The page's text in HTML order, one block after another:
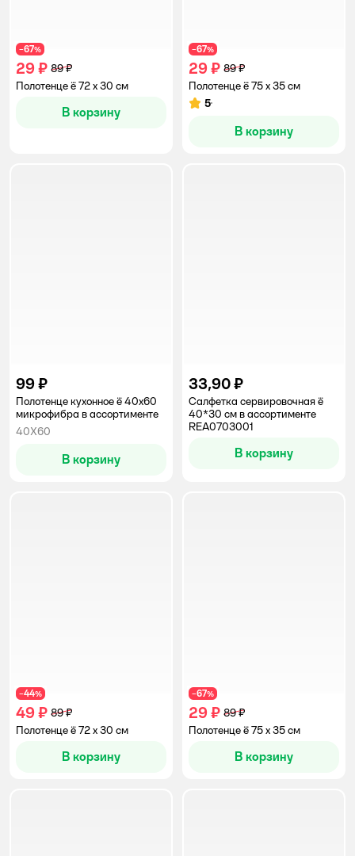
−67%
29 ₽ 89 ₽
Полотенце ё 72 x 30 см
В корзину
−67%
29 ₽ 89 ₽
Полотенце ё 75 x 35 см
Рейтинг:
5
В корзину
99 ₽
Полотенце кухонное ё 40х60
микрофибра в ассортименте
40Х60
В корзину
33,90 ₽
Салфетка сервировочная ё
40*30 см в ассортименте
REA0703001
В корзину
−44%
49 ₽ 89 ₽
Полотенце ё 72 x 30 см
В корзину
−67%
29 ₽ 89 ₽
Полотенце ё 75 x 35 см
В корзину